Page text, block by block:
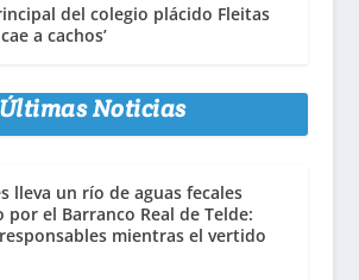
del colegio plácido Fleitas
a cachos’
Últimas Noticias
lleva un río de aguas fecales
el Barranco Real de Telde:
mientras el vertido